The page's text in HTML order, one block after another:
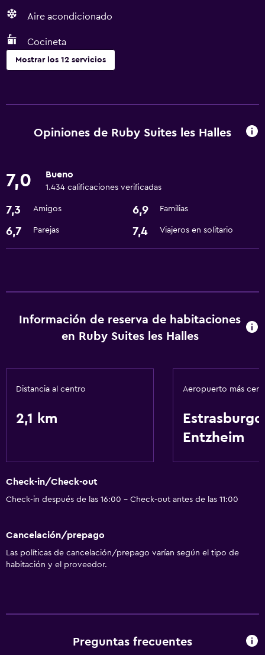
Aire acondicionado
Cocineta
Mostrar los 12 servicios
Cambio de divisas
Lavandería
Servicios de lavandería/tintorería
Estacionamiento y transporte
Cocineta
Ascensor
Espacio de almacenamiento
Caja fuerte
Cuidado de niños o guardería
Servicios básicos
Opiniones de Ruby Suites les Halles
7,0 Bueno
1.434 calificaciones verificadas
7,3 Amigos 6,9 Familias
6,7 Parejas 7,4 Viajeros en solitario
Información de reserva de habitaciones
en Ruby Suites les Halles
Distancia al centro
2,1 km
Aeropuerto más
Estrasburgo
Entzheim
Check-in/Check-out
Check-in después de las 16:00 - Check-out antes de las 11:00
Cancelación/prepago
Las políticas de cancelación/prepago varían según el tipo de
habitación y el proveedor.
Preguntas frecuentes